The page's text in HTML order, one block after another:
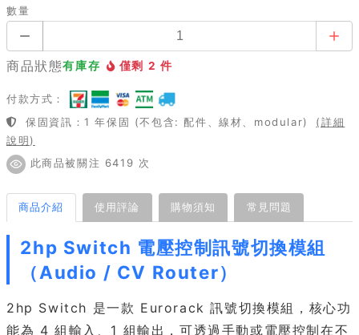
數量
商品狀態有庫存 僅剩 2 件
付款方式：
保固資訊：1 年保固 (不包含: 配件、線材、modular)
(詳細
說明)
此商品被關注 6419 次
商品介紹 使用評論 購物須知 常見問題
2hp Switch 電壓控制訊號切換模組
（Audio / CV Router）
2hp Switch 是一款 Eurorack 訊號切換模組，核心功
能為 4 組輸入、1 組輸出，可透過手動或電壓控制在不